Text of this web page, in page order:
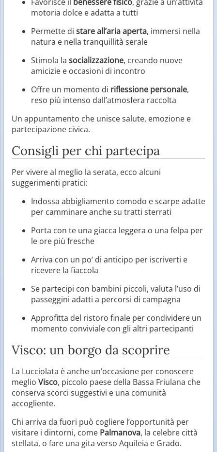
motoria dolce e adatta a tutti
Permette di stare all’aria aperta, immersi nella
natura e nella tranquillità serale
Stimola la socializzazione, creando nuove
amicizie e occasioni di incontro
Offre un momento di riflessione personale,
reso più intenso dall’atmosfera raccolta
Un appuntamento che unisce salute, emozione e
partecipazione civica.
Consigli per chi partecipa
Per vivere al meglio la serata, ecco alcuni
suggerimenti pratici:
Indossa abbigliamento comodo e scarpe adatte
per camminare anche su tratti sterrati
Porta con te una giacca leggera o una felpa per
le ore più fresche
Arriva con un po’ di anticipo per iscriverti e
ricevere la fiaccola
Se partecipi con bambini piccoli, valuta l’uso di
passeggini adatti a percorsi di campagna
Approfitta del ristoro finale per condividere un
momento conviviale con gli altri partecipanti
Visco: un borgo da scoprire
La Lucciolata è anche un’occasione per conoscere
meglio Visco, piccolo paese della Bassa Friulana che
conserva scorci suggestivi e una comunità
accogliente.
Chi arriva da fuori può cogliere l’opportunità per
visitare i dintorni, come Palmanova, la celebre città
stellata, o fare una gita verso Aquileia e Grado.